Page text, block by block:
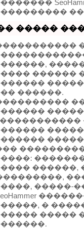
�����
������
������.
������,
�����-
�
�����